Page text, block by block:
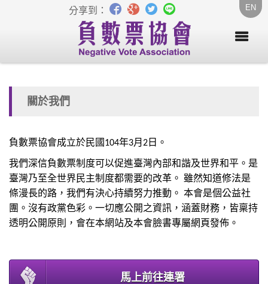
EN
分享到：
關於我們
負數票協會成立於民國104年3月2日。
我們深信負數票制度可以促進臺灣內部和諧及世界和平。 是
臺灣乃至全世界民主制度都需要的改革。 雖然知道修法是
條漫長的路，我們有決心持續努力推動。 本會是個公益社
團。沒有政黨色彩。一切應公開之資訊，涵蓋財務， 皆稟持
透明公開原則，會在本網站及本會臉書專屬網頁發佈。
馬上前往連署